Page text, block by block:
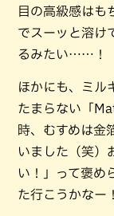
目の高級感はも
でスーッと溶け
るみたい……！
ほかにも、ミル
たまらない「
時、むすめは金
いました（笑）
い！」って褒め
た行こうかなー！